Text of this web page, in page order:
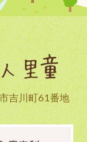
吉川町61番地